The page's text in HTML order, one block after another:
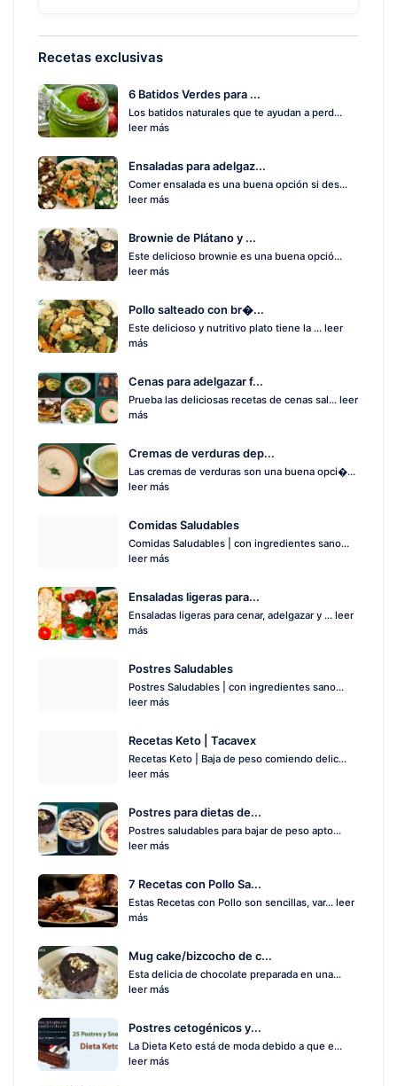
Recetas exclusivas
6 Batidos Verdes para ...
Los batidos naturales que te ayudan a perd...
leer más
Ensaladas para adelgaz...
Comer ensalada es una buena opción si des...
leer más
Brownie de Plátano y ...
Este delicioso brownie es una buena opció...
leer más
Pollo salteado con br�...
Este delicioso y nutritivo plato tiene la ... leer
más
Cenas para adelgazar f...
Prueba las deliciosas recetas de cenas sal... leer
más
Cremas de verduras dep...
Las cremas de verduras son una buena opci�...
leer más
Comidas Saludables
Comidas Saludables | con ingredientes sano...
leer más
Ensaladas ligeras para...
Ensaladas ligeras para cenar, adelgazar y ... leer
más
Postres Saludables
Postres Saludables | con ingredientes sano...
leer más
Recetas Keto | Tacavex
Recetas Keto | Baja de peso comiendo delic...
leer más
Postres para dietas de...
Postres saludables para bajar de peso apto...
leer más
7 Recetas con Pollo Sa...
Estas Recetas con Pollo son sencillas, var... leer
más
Mug cake/bizcocho de c...
Esta delicia de chocolate preparada en una...
leer más
Postres cetogénicos y...
La Dieta Keto está de moda debido a que e...
leer más